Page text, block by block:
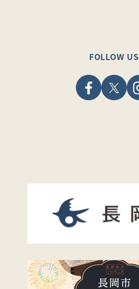
FOLLOW US